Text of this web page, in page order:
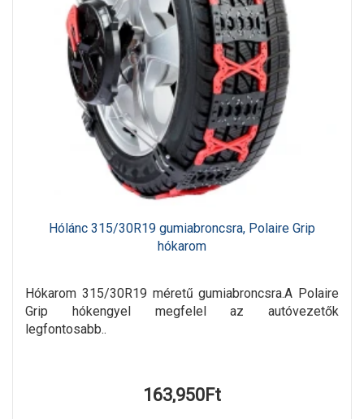
Hólánc 315/30R19 gumiabroncsra, Polaire Grip
hókarom
Hókarom 315/30R19 méretű gumiabroncsra.A Polaire
Grip hókengyel megfelel az autóvezetők
legfontosabb..
163,950Ft